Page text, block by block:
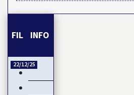
FIL INFO
22/12/25